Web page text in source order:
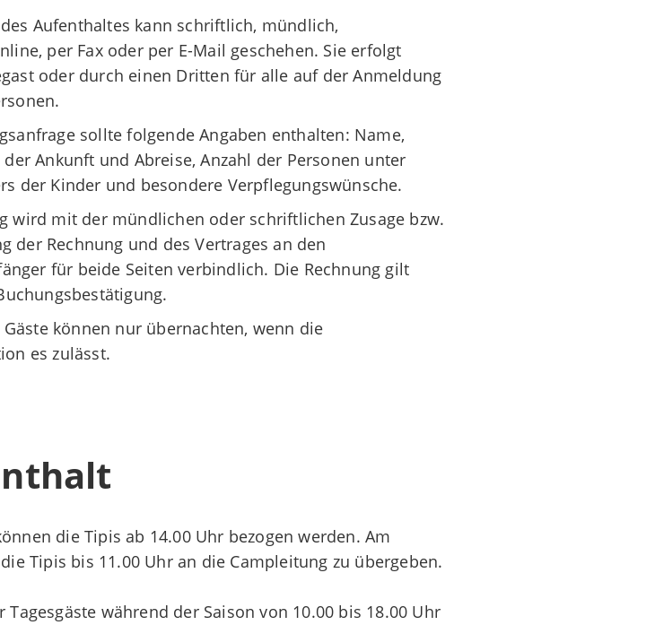
Aufenthaltes kann schriftlich, mündlich,
per Fax oder per E-Mail geschehen. Sie erfolgt
oder durch einen Dritten für alle auf der Anmeldung
sollte folgende Angaben enthalten: Name,
Ankunft und Abreise, Anzahl der Personen unter
der Kinder und besondere Verpflegungswünsche.
wird mit der mündlichen oder schriftlichen Zusage bzw.
der Rechnung und des Vertrages an den
für beide Seiten verbindlich. Die Rechnung gilt
können nur übernachten, wenn die
es zulässt.
die Tipis ab 14.00 Uhr bezogen werden. Am
Tipis bis 11.00 Uhr an die Campleitung zu übergeben.
Tagesgäste während der Saison von 10.00 bis 18.00 Uhr